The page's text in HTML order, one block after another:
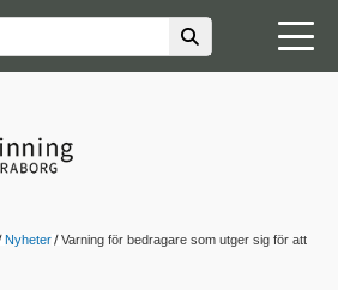
Nyheter
Varning för bedragare som utger sig för att